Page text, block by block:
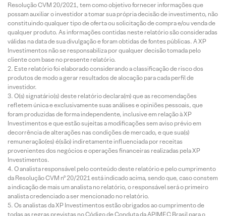
Resolução CVM 20/2021, tem como objetivo fornecer informações que
possam auxiliar o investidor a tomar sua própria decisão de investimento, não
constituindo qualquer tipo de oferta ou solicitação de compra e/ou venda de
qualquer produto. As informações contidas neste relatório são consideradas
válidas na data de sua divulgação e foram obtidas de fontes públicas. A XP
Investimentos não se responsabiliza por qualquer decisão tomada pelo
cliente com base no presente relatório.
Este relatório foi elaborado considerando a classificação de risco dos
produtos de modo a gerar resultados de alocação para cada perfil de
investidor.
O(s) signatário(s) deste relatório declara(m) que as recomendações
refletem única e exclusivamente suas análises e opiniões pessoais, que
foram produzidas de forma independente, inclusive em relação à XP
Investimentos e que estão sujeitas a modificações sem aviso prévio em
decorrência de alterações nas condições de mercado, e que sua(s)
remuneração(es) é(são) indiretamente influenciada por receitas
provenientes dos negócios e operações financeiras realizadas pela XP
Investimentos.
O analista responsável pelo conteúdo deste relatório e pelo cumprimento
da Resolução CVM nº 20/2021 está indicado acima, sendo que, caso constem
a indicação de mais um analista no relatório, o responsável será o primeiro
analista credenciado a ser mencionado no relatório.
Os analistas da XP Investimentos estão obrigados ao cumprimento de
todas as regras previstas no Código de Conduta da APIMEC Brasil para o